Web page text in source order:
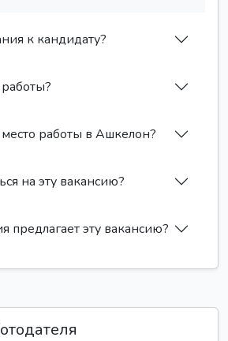
к кандидату?
место работы в Ашкелон?
на эту вакансию?
предлагает эту вакансию?